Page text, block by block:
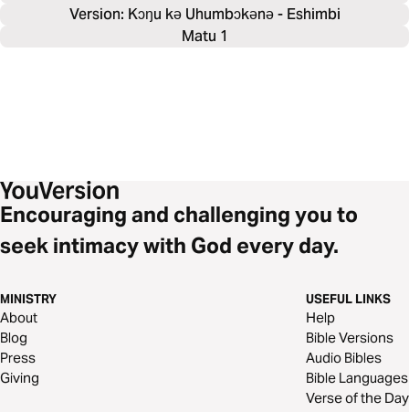
Version: Kɔŋu kə Uhumbɔkənə - Eshimbi
Matu 1
Encouraging and challenging you to
seek intimacy with God every day.
MINISTRY
About
Blog
Press
Giving
USEFUL LINKS
Help
Bible Versions
Audio Bibles
Bible Languages
Verse of the Day